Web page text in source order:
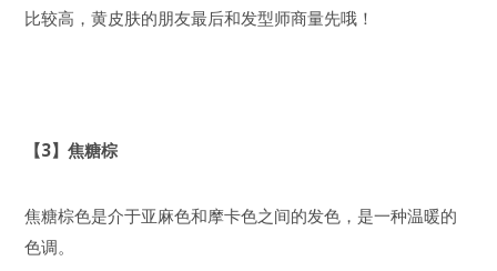
比较高，黄皮肤的朋友最后和发型师商量先哦！
【3】焦糖棕
焦糖棕色是介于亚麻色和摩卡色之间的发色，是一种温暖的
色调。